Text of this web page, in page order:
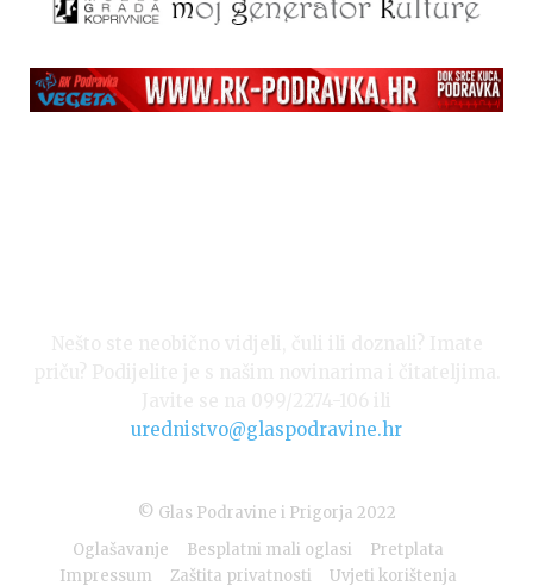
urednistvo@glaspodravine.hr
© Glas Podravine i Prigorja 2022
Oglašavanje
Besplatni mali oglasi
Pretplata
Impressum
Zaštita privatnosti Uvjeti korištenja